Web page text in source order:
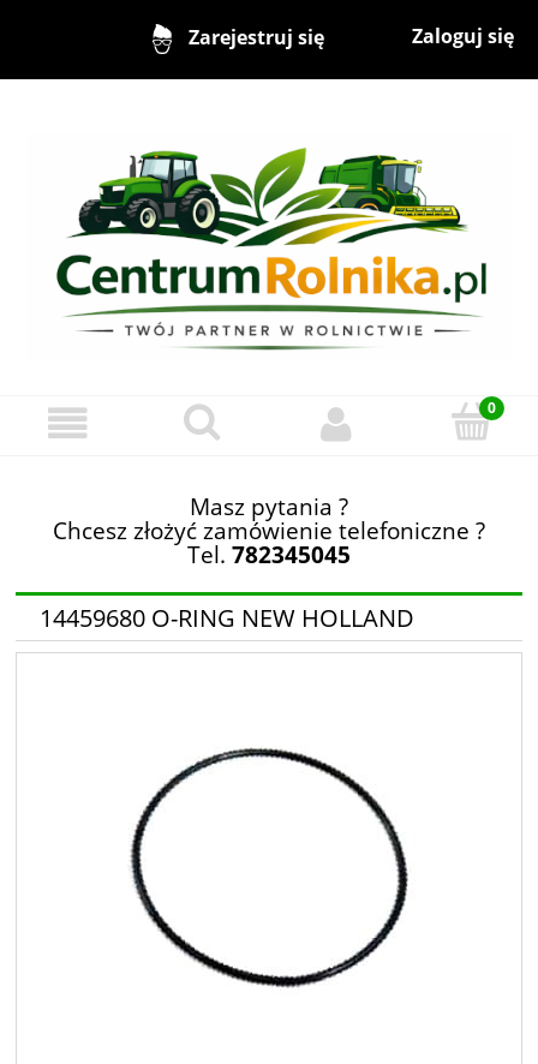
Zarejestruj się Zaloguj się
Masz pytania ?
Chcesz złożyć zamówienie telefoniczne ?
Tel. 782345045
14459680 O-RING NEW HOLLAND